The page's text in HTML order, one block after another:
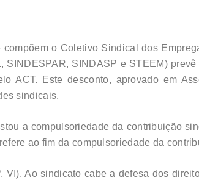
o Coletivo Sindical dos
SINDASP e STEEM)
ACT. Este desconto, aprovado em
sindicais.
a compulsoriedade da contribuição
ao fim da compulsoriedade da
VI). Ao sindicato cabe a defesa dos